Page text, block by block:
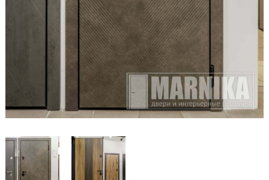
Раздвижные
Шпонированные
Стеклянные/зеркальные
Двери-книги
Маятниковые
Межкомнатные перегородки
Стеновые панели
Порталы
Образцы межкомнатные